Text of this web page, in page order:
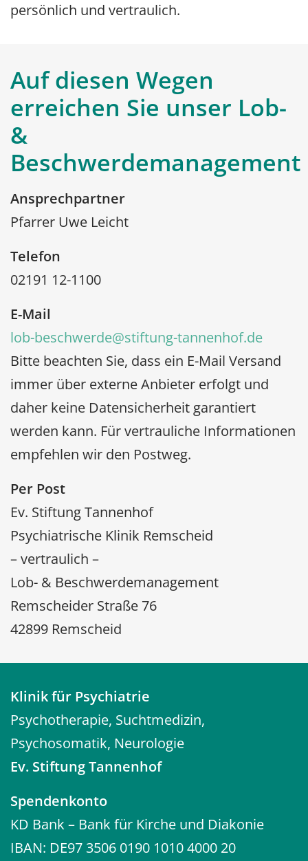
persönlich und vertraulich.
Auf diesen Wegen
erreichen Sie unser Lob-
&
Beschwerdemanagement
Ansprechpartner
Pfarrer Uwe Leicht
Telefon
02191 12-1100
E-Mail
lob-beschwerde@stiftung-tannenhof.de
Bitte beachten Sie, dass ein E-Mail Versand
immer über externe Anbieter erfolgt und
daher keine Datensicherheit garantiert
werden kann. Für vertrauliche Informationen
empfehlen wir den Postweg.
Per Post
Ev. Stiftung Tannenhof
Psychiatrische Klinik Remscheid
– vertraulich –
Lob- & Beschwerdemanagement
Remscheider Straße 76
42899 Remscheid
Klinik für Psychiatrie
Psychotherapie, Suchtmedizin,
Psychosomatik, Neurologie
Ev. Stiftung Tannenhof
Spendenkonto
KD Bank – Bank für Kirche und Diakonie
IBAN: DE97 3506 0190 1010 4000 20